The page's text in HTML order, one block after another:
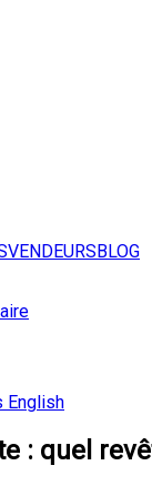
VENDEURSBLOG
English
: quel